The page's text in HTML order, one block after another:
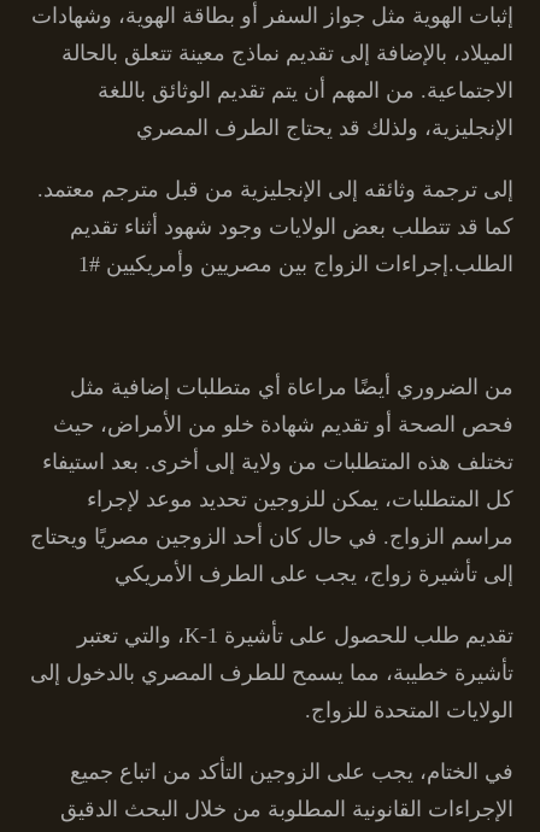
إثبات الهوية مثل جواز السفر أو بطاقة الهوية، وشهادات
الميلاد، بالإضافة إلى تقديم نماذج معينة تتعلق بالحالة
الاجتماعية. من المهم أن يتم تقديم الوثائق باللغة
الإنجليزية، ولذلك قد يحتاج الطرف المصري
إلى ترجمة وثائقه إلى الإنجليزية من قبل مترجم معتمد.
كما قد تتطلب بعض الولايات وجود شهود أثناء تقديم
الطلب.إجراءات الزواج بين مصريين وأمريكيين #1
من الضروري أيضًا مراعاة أي متطلبات إضافية مثل
فحص الصحة أو تقديم شهادة خلو من الأمراض، حيث
تختلف هذه المتطلبات من ولاية إلى أخرى. بعد استيفاء
كل المتطلبات، يمكن للزوجين تحديد موعد لإجراء
مراسم الزواج. في حال كان أحد الزوجين مصريًا ويحتاج
إلى تأشيرة زواج، يجب على الطرف الأمريكي
تقديم طلب للحصول على تأشيرة K-1، والتي تعتبر
تأشيرة خطيبة، مما يسمح للطرف المصري بالدخول إلى
الولايات المتحدة للزواج.
في الختام، يجب على الزوجين التأكد من اتباع جميع
الإجراءات القانونية المطلوبة من خلال البحث الدقيق